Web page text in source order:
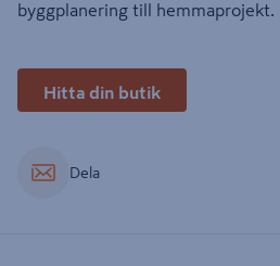
byggplanering till hemmaprojekt.
Hitta din butik
Dela